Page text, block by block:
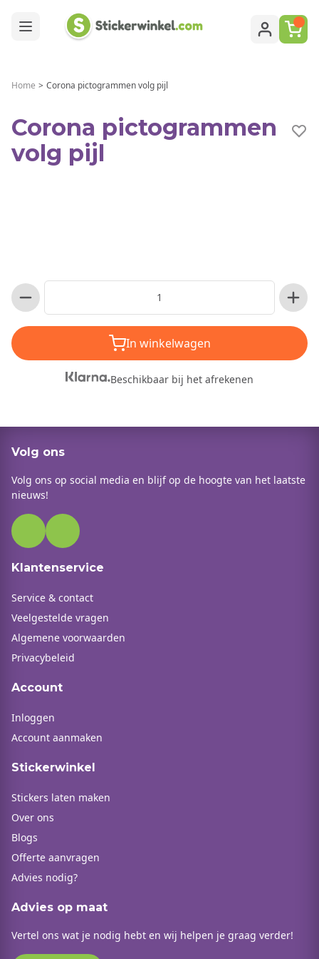
Home > Corona pictogrammen volg pijl
Corona pictogrammen
volg pijl
In winkelwagen
Beschikbaar bij het afrekenen
Volg ons
Volg ons op social media en blijf op de hoogte van het laatste
nieuws!
Klantenservice
Service & contact
Veelgestelde vragen
Algemene voorwaarden
Privacybeleid
Account
Inloggen
Account aanmaken
Stickerwinkel
Stickers laten maken
Over ons
Blogs
Offerte aanvragen
Advies nodig?
Advies op maat
Vertel ons wat je nodig hebt en wij helpen je graag verder!